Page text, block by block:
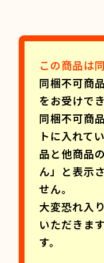
この商品は
同梱不可商
をお受けで
同梱不可商
トに入れて
品と他商品
ん」と表示
せん。
大変恐れ入
いただきま
す。